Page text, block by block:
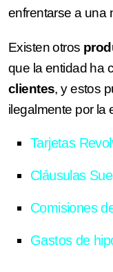
enfrentarse a una
Existen otros
que la entidad ha
clientes, y estos
ilegalmente por la
Tarjetas
Cláusulas
Comisiones
Gastos de